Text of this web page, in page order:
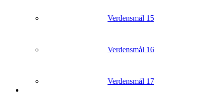
Verdensmål 15
Verdensmål 16
Verdensmål 17